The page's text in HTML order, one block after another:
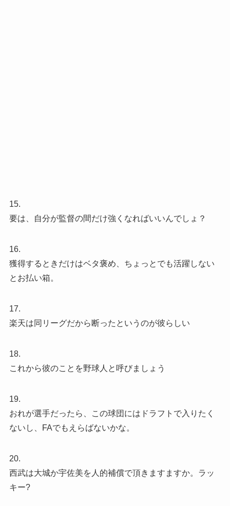
15.
要は、自分が監督の間だけ強くなればいいんでしょ？
16.
獲得するときだけはベタ褒め、ちょっとでも活躍しない
とお払い箱。
17.
楽天は同リーグだから断ったというのが彼らしい
18.
これから彼のことを野球人と呼びましょう
19.
おれが選手だったら、この球団にはドラフトで入りたく
ないし、FAでもえらばないかな。
20.
西武は大城か宇佐美を人的補償で頂きますますか。ラッ
キー?